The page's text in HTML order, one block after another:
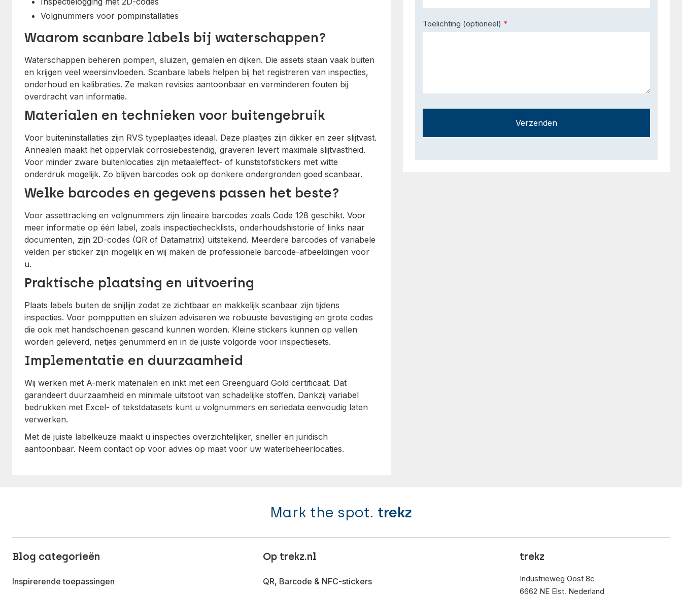
Volgnummers voor pompinstallaties
Waarom scanbare labels bij waterschappen?
Waterschappen beheren pompen, sluizen, gemalen en dijken. Die assets staan vaak buiten
en krijgen veel weersinvloeden. Scanbare labels helpen bij het registreren van inspecties,
onderhoud en kalibraties. Ze maken revisies aantoonbaar en verminderen fouten bij
overdracht van informatie.
Materialen en technieken voor buitengebruik
Voor buiteninstallaties zijn RVS typeplaatjes ideaal. Deze plaatjes zijn dikker en zeer slijtvast.
Annealen maakt het oppervlak corrosiebestendig, graveren levert maximale slijtvastheid.
Voor minder zware buitenlocaties zijn metaaleffect- of kunststofstickers met witte
onderdruk mogelijk. Zo blijven barcodes ook op donkere ondergronden goed scanbaar.
Welke barcodes en gegevens passen het beste?
Voor assettracking en volgnummers zijn lineaire barcodes zoals Code 128 geschikt. Voor
meer informatie op één label, zoals inspectiechecklists, onderhoudshistorie of links naar
documenten, zijn 2D-codes (QR of Datamatrix) uitstekend. Meerdere barcodes of variabele
velden per sticker zijn mogelijk en wij maken de professionele barcode-afbeeldingen voor
u.
Praktische plaatsing en uitvoering
Plaats labels buiten de snijlijn zodat ze zichtbaar en makkelijk scanbaar zijn tijdens
inspecties. Voor pompputten en sluizen adviseren we robuuste bevestiging en grote codes
die ook met handschoenen gescand kunnen worden. Kleine stickers kunnen op vellen
worden geleverd, netjes genummerd en in de juiste volgorde voor inspectiesets.
Implementatie en duurzaamheid
Wij werken met A-merk materialen en inkt met een Greenguard Gold certificaat. Dat
garandeert duurzaamheid en minimale uitstoot van schadelijke stoffen. Dankzij variabel
bedrukken met Excel- of tekstdatasets kunt u volgnummers en seriedata eenvoudig laten
verwerken.
Met de juiste labelkeuze maakt u inspecties overzichtelijker, sneller en juridisch
aantoonbaar. Neem contact op voor advies op maat voor uw waterbeheerlocaties.
Toelichting (optioneel) *
Verzenden
Mark the spot. trekz
Blog categorieën
Inspirerende toepassingen
Op trekz.nl
QR, Barcode & NFC-stickers
trekz
Industrieweg Oost 8c
6662 NE Elst, Nederland